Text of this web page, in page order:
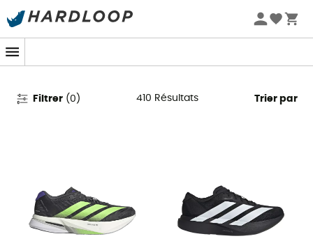
Promos d'été 🔥 -5 % EXTRA dès 2 produits* code Summer5
Chaussures de running homme
Filtrer (0 ) 410 Résultats Trier par